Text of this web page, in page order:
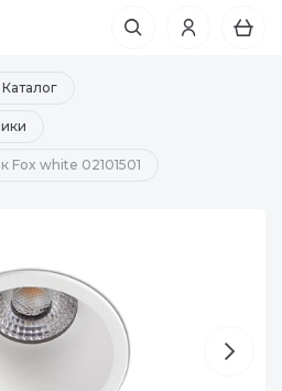
Каталог
Fox white 02101501